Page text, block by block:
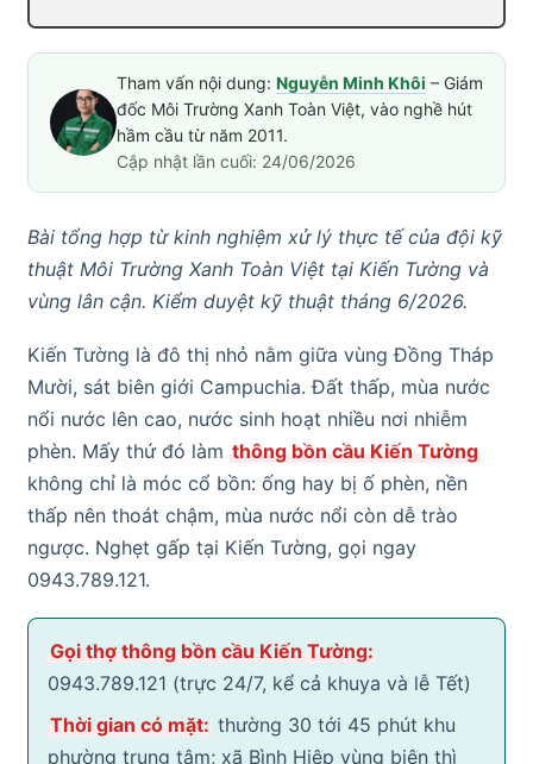
Tham vấn nội dung: Nguyễn Minh Khôi – Giám
đốc Môi Trường Xanh Toàn Việt, vào nghề hút
hầm cầu từ năm 2011.
Cập nhật lần cuối: 24/06/2026
Bài tổng hợp từ kinh nghiệm xử lý thực tế của đội kỹ
thuật Môi Trường Xanh Toàn Việt tại Kiến Tường và
vùng lân cận. Kiểm duyệt kỹ thuật tháng 6/2026.
Kiến Tường là đô thị nhỏ nằm giữa vùng Đồng Tháp
Mười, sát biên giới Campuchia. Đất thấp, mùa nước
nổi nước lên cao, nước sinh hoạt nhiều nơi nhiễm
phèn. Mấy thứ đó làm thông bồn cầu Kiến Tường
không chỉ là móc cổ bồn: ống hay bị ố phèn, nền
thấp nên thoát chậm, mùa nước nổi còn dễ trào
ngược. Nghẹt gấp tại Kiến Tường, gọi ngay
0943.789.121.
Gọi thợ thông bồn cầu Kiến Tường:
0943.789.121 (trực 24/7, kể cả khuya và lễ Tết)
Thời gian có mặt: thường 30 tới 45 phút khu
phường trung tâm; xã Bình Hiệp vùng biên thì